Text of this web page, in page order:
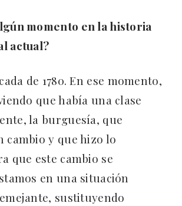
momento en la historia
actual?
de 1780. En ese momento,
que había una clase
la burguesía, que
cambio y que hizo lo
que este cambio se
en una situación
sustituyendo